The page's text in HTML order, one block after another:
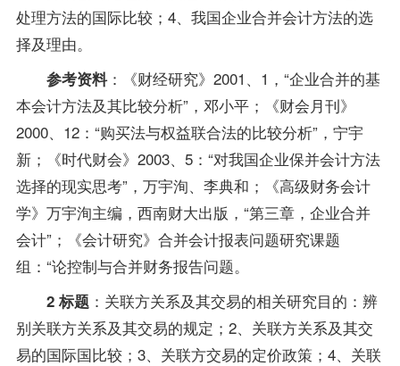
处理方法的国际比较；4、我国企业合并会计方法的选
择及理由。
参考资料：《财经研究》2001、1，“企业合并的基
本会计方法及其比较分析”，邓小平；《财会月刊》
2000、12：“购买法与权益联合法的比较分析”，宁宇
新；《时代财会》2003、5：“对我国企业保并会计方法
选择的现实思考”，万宇洵、李典和；《高级财务会计
学》万宇洵主编，西南财大出版，“第三章，企业合并
会计”；《会计研究》合并会计报表问题研究课题
组：“论控制与合并财务报告问题。
2 标题：关联方关系及其交易的相关研究目的：辨
别关联方关系及其交易的规定；2、关联方关系及其交
易的国际国比较；3、关联方交易的定价政策 ；4、关联